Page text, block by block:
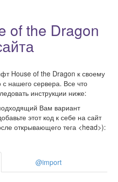
of the Dragon
House of the Dragon к своему
с нашего сервера. Все что
инструкции ниже:
Вам вариант
этот код к себе на сайт
открывающего тега <head>):
@import